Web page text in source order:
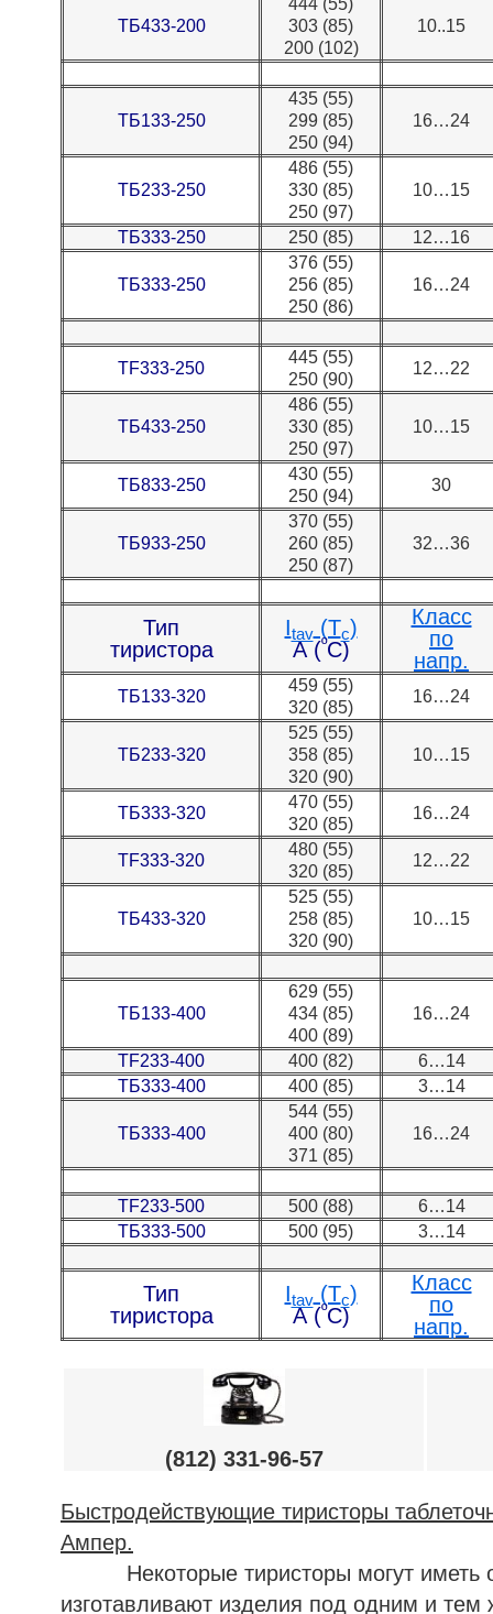
ТБ433-200
444 (55)
303 (85)
200 (102)
10..15
ТБ133-250
435 (55)
299 (85)
250 (94)
16…24
ТБ233-250
486 (55)
330 (85)
250 (97)
10…15
ТБ333-250 250 (85) 12…16
ТБ333-250
376 (55)
256 (85)
250 (86)
16…24
TF333-250
445 (55)
250 (90)
12…22
ТБ433-250
486 (55)
330 (85)
250 (97)
10…15
ТБ833-250
430 (55)
250 (94)
30
ТБ933-250
370 (55)
260 (85)
250 (87)
32…36
Тип
тиристора
Itav(Tc)
А (ºС)
Класс
по
напр.
ТБ133-320
459 (55)
320 (85)
16…24
ТБ233-320
525 (55)
358 (85)
320 (90)
10…15
ТБ333-320
470 (55)
320 (85)
16…24
TF333-320
480 (55)
320 (85)
12…22
ТБ433-320
525 (55)
258 (85)
320 (90)
10…15
ТБ133-400
629 (55)
434 (85)
400 (89)
16…24
TF233-400 400 (82)
6…14
ТБ333-400
400 (85) 3…14
ТБ333-400
544 (55)
400 (80)
371 (85)
16…24
TF233-500 500 (88)
6…14
ТБ333-500
500 (95) 3…14
Тип
тиристора
Itav(Tc)
А (ºС)
Класс
по
напр.
(812) 331-96-57
Быстродействующие тиристоры
Ампер.
Некоторые тиристоры могут иметь
изготавливают изделия под одним и